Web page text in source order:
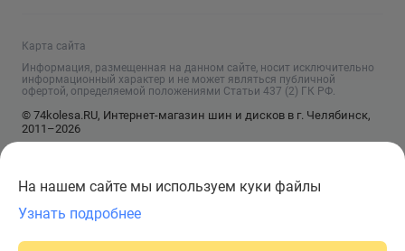
Карта сайта
Информация, размещенная на данном сайте, носит исключительно
информационный характер и не может являться публичной
офертой, определяемой положениями Статьи 437 (2) ГК РФ.
© 74kolesa.RU, Интернет-магазин шин и дисков в г. Челябинск,
2011–2026
На нашем сайте мы используем куки файлы
Узнать подробнее